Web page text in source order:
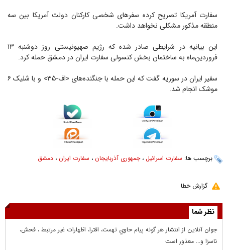
سفارت آمریکا تصریح کرده سفر‌های شخصی کارکنان دولت آمریکا بین سه
منطقه مذکور مشکلی نخواهد داشت.
این بیانیه در شرایطی صادر شده که رژیم صهیونیستی روز دوشنبه ۱۳
فروردین‌ماه به ساختمان بخش کنسولی سفارت ایران در دمشق حمله کرد.
سفیر ایران در سوریه گفت که این حمله با جنگنده‌های «اف‌-۳۵» و با شلیک ۶
موشک انجام شد.
برچسب ها: سفارت اسرائیل ،جمهوری آذربایجان ، سفارت ایران ، دمشق
گزارش خطا
نظر شما
جوان آنلاين از انتشار هر گونه پيام حاوي تهمت، افترا، اظهارات غير مرتبط ، فحش،
ناسزا و... معذور است